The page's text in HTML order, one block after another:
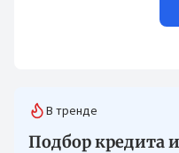
В тренде
Подбор кредита